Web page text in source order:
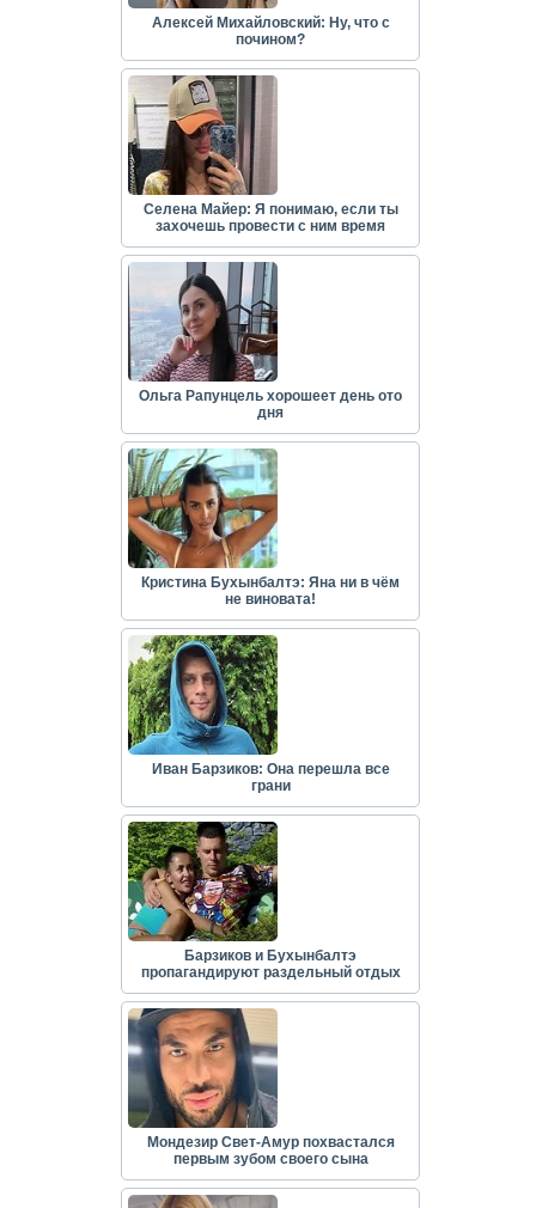
Алексей Михайловский: Ну, что с
почином?
Селена Майер: Я понимаю, если ты
захочешь провести с ним время
Ольга Рапунцель хорошеет день ото
дня
Кристина Бухынбалтэ: Яна ни в чём
не виновата!
Иван Барзиков: Она перешла все
грани
Барзиков и Бухынбалтэ
пропагандируют раздельный отдых
Мондезир Свет-Амур похвастался
первым зубом своего сына